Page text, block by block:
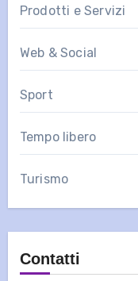
Prodotti e Servizi
Web & Social
Sport
Tempo libero
Turismo
Contatti